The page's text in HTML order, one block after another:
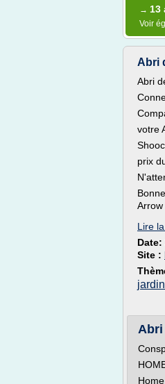
→ 13
Voir
Abri
Abri
votre
prix
Arrow
Lire
Date:
Site :
Abri